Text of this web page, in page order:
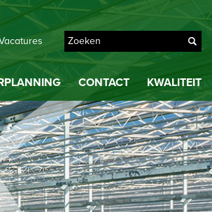
CONTACT KWALITEIT